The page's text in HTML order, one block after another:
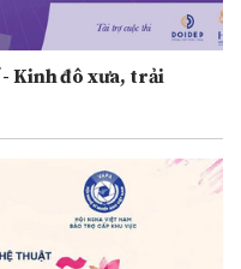
- Kinh đô xưa, trải